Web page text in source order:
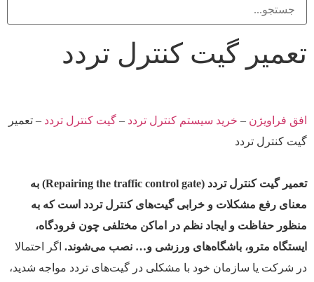
تعمیر گیت کنترل تردد
افق فراویژن – خرید سیستم کنترل تردد – گیت کنترل تردد – تعمیر
گیت کنترل تردد
تعمیر گیت کنترل تردد
(Repairing the traffic control gate) به
معنای رفع مشکلات و خرابی‌ گیت‌های کنترل تردد است که به
منظور حفاظت و ایجاد نظم در اماکن مختلفی چون فرودگاه،
ایستگاه مترو، باشگاه‌های ورزشی و… نصب می‌شوند. اگر احتمالا
در شرکت یا سازمان خود با مشکلی در گیت‌های تردد مواجه شدید،